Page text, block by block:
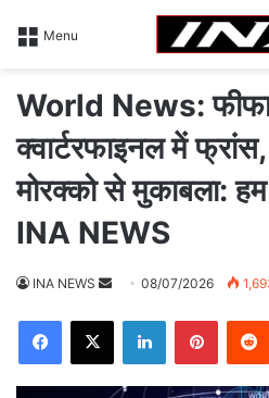
Menu
World News: फीफा
क्वार्टरफाइनल में फ्रांस,
मोरक्को से मुकाबला:
INA NEWS
INA NEWS
d
a
08/07/2026